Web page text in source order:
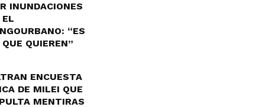
INUNDACIONES
EL
“ES
QUE QUIEREN”
ENCUESTA
DE MILEI QUE
MENTIRAS